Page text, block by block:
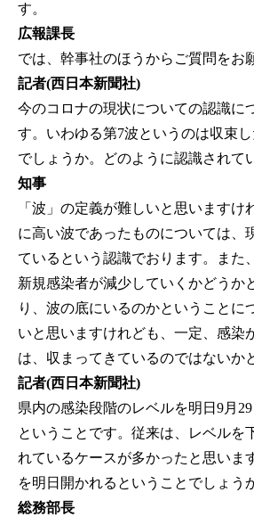
す。
広報課長
では、幹事社のほうからご質問をお
記者(西日本新聞社)
今のコロナの現状についての認識に
す。いわゆる第7波というのは収束
でしょうか。どのように認識されて
知事
「波」の定義が難しいと思いますけ
に高い波であったものについては、
ているという認識でおります。また
新規感染者が減少していくかどうか
り、波の底にいるのかということに
いと思いますけれども、一定、感染
は、収まってきているのではないか
記者(西日本新聞社)
県内の感染段階のレベルを明日9月
ということです。従来は、レベルを
れているケースが多かったと思いま
を明日開かれるということでしょう
総務部長